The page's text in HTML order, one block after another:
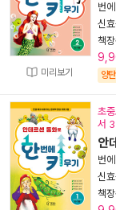
미리보기
번
신
책
양
초
서
안
번
신
책